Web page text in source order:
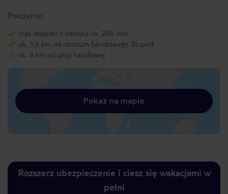
Położenie:
czas dojazdu z lotniska ok. 200 min
ok, 3,5 km od centrum handlowego Bluport
ok. 4 km od ulicy handlowej
Pokaż na mapie
Rozszerz ubezpieczenie i ciesz się wakacjami w
pełni